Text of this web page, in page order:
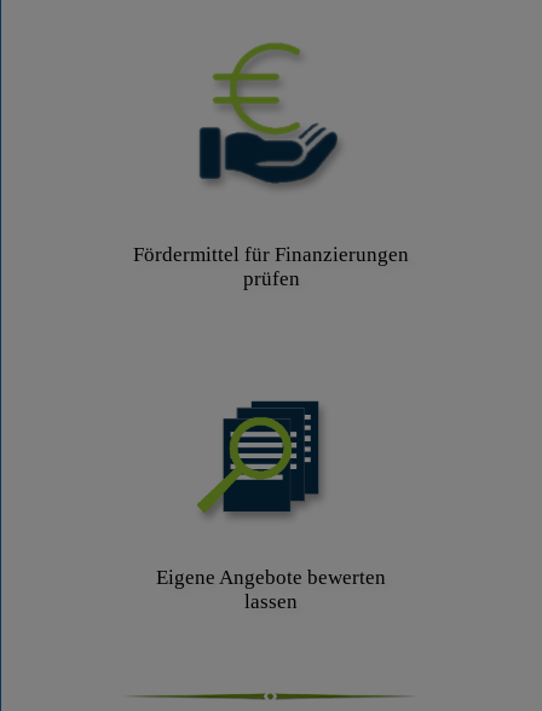
Fördermittel für Finanzierungen
prüfen
Eigene Angebote bewerten
lassen